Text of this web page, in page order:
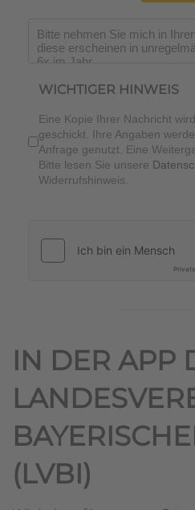
Wichtiger Hinweis*
WICHTIGER HINWEIS
Eine Kopie Ihrer Nachricht
geschickt. Ihre Angaben
Anfrage genutzt. Eine
Bitte lesen Sie unsere
Widerrufshinweis.
IN DER APP
(LVBI)